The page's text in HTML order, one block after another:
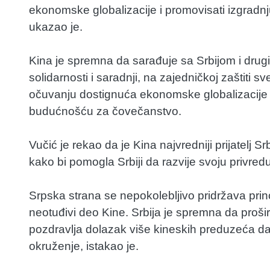
ekonomske globalizacije i promovisati
ukazao je.
Kina je spremna da sarađuje sa Srbijom i
solidarnosti i saradnji, na zajedničkoj zaštiti
očuvanju dostignuća ekonomske
budućnošću za čovečanstvo.
Vučić je rekao da je Kina najvredniji prijatelj
kako bi pomogla Srbiji da razvije svoju
Srpska strana se nepokolebljivo pridržava
neotuđivi deo Kine. Srbija je spremna da
pozdravlja dolazak više kineskih preduzeća
okruženje, istakao je.